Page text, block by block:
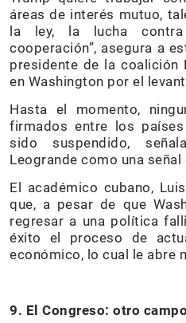
áreas de interés mutuo,
la ley, la lucha
cooperación”, asegura a
presidente de la coalición
en Washington por el
Hasta el momento,
firmados entre los
sido suspendido,
Leogrande como una señal
El académico cubano,
que, a pesar de que
regresar a una política
éxito el proceso de
económico, lo cual le abre
9. El Congreso: otro